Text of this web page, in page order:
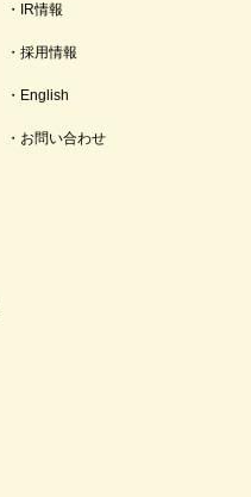
IR情報
採用情報
English
お問い合わせ